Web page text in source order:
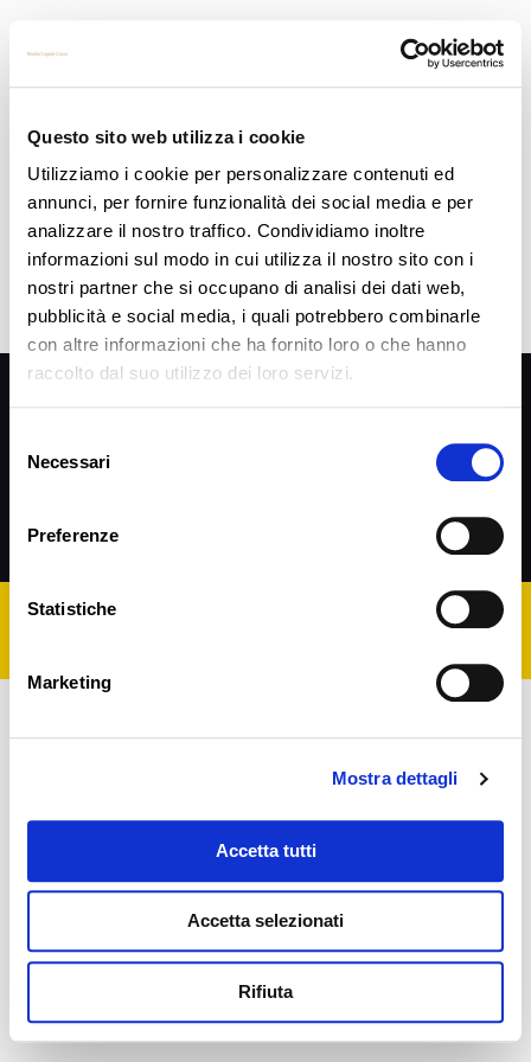
Questo sito web utilizza i cookie
Utilizziamo i cookie per personalizzare contenuti ed
annunci, per fornire funzionalità dei social media e per
analizzare il nostro traffico. Condividiamo inoltre
informazioni sul modo in cui utilizza il nostro sito con i
nostri partner che si occupano di analisi dei dati web,
pubblicità e social media, i quali potrebbero combinarle
con altre informazioni che ha fornito loro o che hanno
raccolto dal suo utilizzo dei loro servizi.
delNecessari
Preferenze
Statistiche
Marketing
Mostra dettagli
Accetta tutti
Accetta selezionati
Rifiuta
[column width=”1/1″ last=”true” title=”” title_type=”single” animation=”none” implicit=”true”]
lecitamente i loro dati
[…]
Privacy Policy
Cookie Policy